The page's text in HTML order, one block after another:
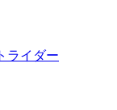
ライダー